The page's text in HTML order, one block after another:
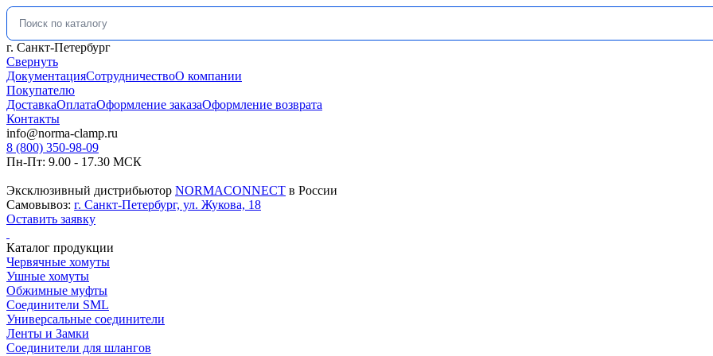
Искать:
г. Санкт-Петербург
Свернуть
ДокументацияСотрудничествоО компании
Покупателю
ДоставкаОплатаОформление заказаОформление возврата
Контакты
info@norma-clamp.ru
8 (800) 350-98-09
Пн-Пт: 9.00 - 17.30 МСК
Эксклюзивный дистрибьютор NORMACONNECT в России
Самовывоз: г. Санкт-Петербург, ул. Жукова, 18
Оставить заявку
Каталог продукции
Червячные хомуты
Ушные хомуты
Обжимные муфты
Соединители SML
Универсальные соединители
Ленты и Замки
Соединители для шлангов